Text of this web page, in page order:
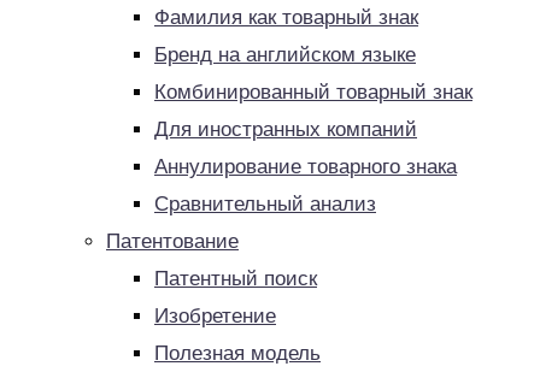
Фамилия как товарный знак
Бренд на английском языке
Комбинированный товарный знак
Для иностранных компаний
Аннулирование товарного знака
Сравнительный анализ
Патентование
Патентный поиск
Изобретение
Полезная модель